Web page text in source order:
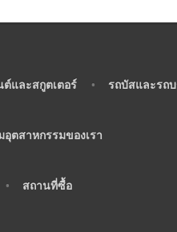
ต์และสกูตเตอร์ • รถบัสและรถ
ตสาหกรรมของเรา
• สถานที่ซื้อ